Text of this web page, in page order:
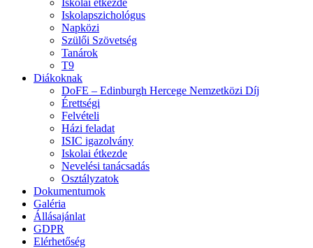
Iskolai étkezde
Iskolapszichológus
Napközi
Szülői Szövetség
Tanárok
T9
Diákoknak
DoFE – Edinburgh Hercege Nemzetközi Díj
Érettségi
Felvételi
Házi feladat
ISIC igazolvány
Iskolai étkezde
Nevelési tanácsadás
Osztályzatok
Dokumentumok
Galéria
Állásajánlat
GDPR
Elérhetőség